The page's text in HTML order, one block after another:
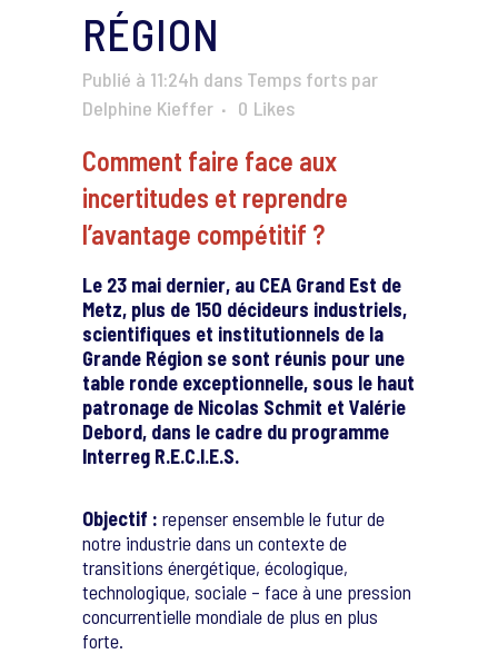
RÉGION
Publié à 11:24h dans Temps forts par
Delphine Kieffer
0 Likes
Comment faire face aux
incertitudes et reprendre
l’avantage compétitif ?
Le 23 mai dernier, au CEA Grand Est de
Metz, plus de 150 décideurs industriels,
scientifiques et institutionnels de la
Grande Région se sont réunis pour une
table ronde exceptionnelle, sous le haut
patronage de Nicolas Schmit et Valérie
Debord, dans le cadre du programme
Interreg R.E.C.I.E.S.
Objectif : repenser ensemble le futur de
notre industrie dans un contexte de
transitions énergétique, écologique,
technologique, sociale – face à une pression
concurrentielle mondiale de plus en plus
forte.